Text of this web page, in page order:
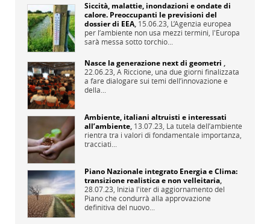
Siccità, malattie, inondazioni e ondate di
calore. Preoccupanti le previsioni del
dossier di EEA, 15.06.23, L’Agenzia europea
per l’ambiente non usa mezzi termini, l'Europa
sarà messa sotto torchio...
Nasce la generazione next di geometri ,
22.06.23, A Riccione, una due giorni finalizzata
a fare dialogare sui temi dell’innovazione e
della...
Ambiente, italiani altruisti e interessati
all’ambiente, 13.07.23, La tutela dell’ambiente
rientra tra i valori di fondamentale importanza,
tracciati...
Piano Nazionale integrato Energia e Clima:
transizione realistica e non velleitaria,
28.07.23, Inizia l'iter di aggiornamento del
Piano che condurrà alla approvazione
definitiva del nuovo...